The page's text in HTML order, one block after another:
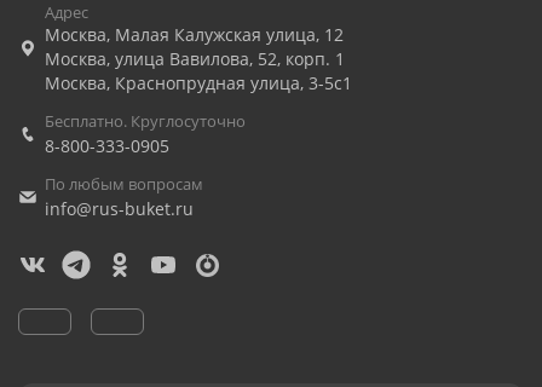
Адрес
Москва, Малая Калужская улица, 12
Москва, улица Вавилова, 52, корп. 1
Москва, Краснопрудная улица, 3-5с1
Бесплатно. Круглосуточно
8-800-333-0905
По любым вопросам
info@rus-buket.ru